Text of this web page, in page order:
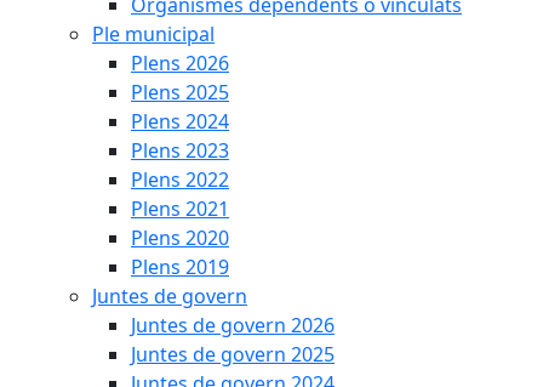
Ple municipal
Plens 2026
Plens 2025
Plens 2024
Plens 2023
Plens 2022
Plens 2021
Plens 2020
Plens 2019
Juntes de govern
Juntes de govern 2026
Juntes de govern 2025